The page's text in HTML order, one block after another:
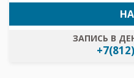
ЗАПИСЬ В